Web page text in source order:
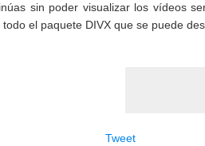
sin poder visualizar los vídeos
todo el paquete DIVX que se puede
Tweet